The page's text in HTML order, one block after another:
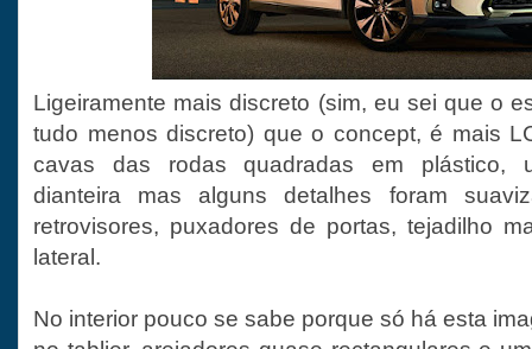
Ligeiramente mais discreto (sim, eu sei que o
tudo menos discreto) que o concept, é mais
cavas das rodas quadradas em plástico,
dianteira mas alguns detalhes foram
retrovisores, puxadores de portas, tejadilho
lateral.
No interior pouco se sabe porque só há esta